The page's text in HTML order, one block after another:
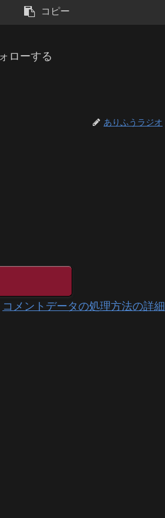
コピー
ローする
ありふうラジオ
コメントデータの処理方法の詳細